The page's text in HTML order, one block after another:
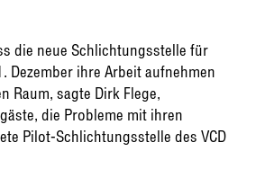
die neue Schlichtungsstelle für
Dezember ihre Arbeit aufnehmen
sagte Dirk Flege,
die Probleme mit ihren
Pilot-Schlichtungsstelle des VCD